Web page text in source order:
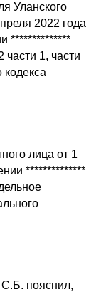
Уланского
2022 года
**************
1, части
кодекса
лица от 1
**************
пояснил,